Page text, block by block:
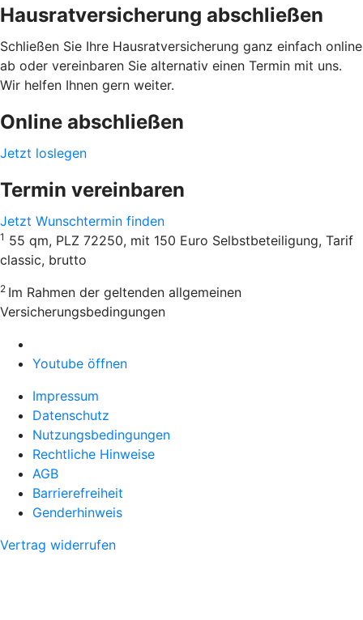
Hausratversicherung abschließen
Schließen Sie Ihre Hausratversicherung ganz einfach online
ab oder vereinbaren Sie alternativ einen Termin mit uns.
Wir helfen Ihnen gern weiter.
Online abschließen
Jetzt loslegen
Termin vereinbaren
Jetzt Wunschtermin finden
1 55 qm, PLZ 72250, mit 150 Euro Selbstbeteiligung, Tarif
classic, brutto
2 Im Rahmen der geltenden allgemeinen
Versicherungsbedingungen
Youtube öffnen
Impressum
Datenschutz
Nutzungsbedingungen
Rechtliche Hinweise
AGB
Barrierefreiheit
Genderhinweis
Vertrag widerrufen